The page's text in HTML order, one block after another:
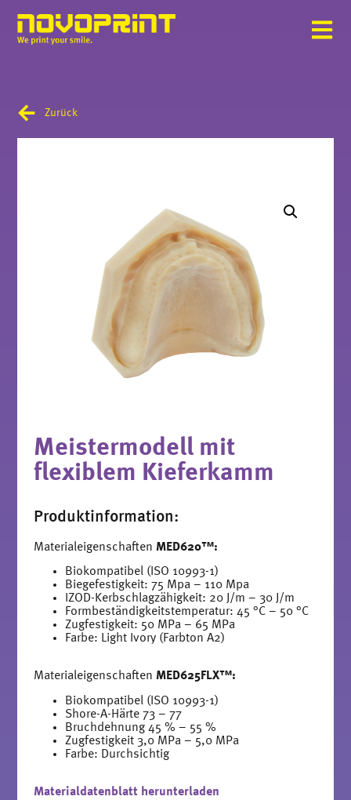
Zurück
Meistermodell mit
flexiblem Kieferkamm
Produktinformation:
Materialeigenschaften MED620™:
Biokompatibel (ISO 10993-1)
Biegefestigkeit: 75 Mpa – 110 Mpa
IZOD-Kerbschlagzähigkeit: 20 J/m – 30 J/m
Formbeständigkeitstemperatur: 45 °C – 50 °C
Zugfestigkeit: 50 MPa – 65 MPa​
Farbe: Light Ivory (Farbton A2)
Materialeigenschaften MED625FLX™:
Biokompatibel (ISO 10993-1)
Shore-A-Härte 73 – 77
Bruchdehnung 45 % – 55 %
Zugfestigkeit 3,0 MPa – 5,0 MPa
Farbe: Durchsichtig
Materialdatenblatt herunterladen